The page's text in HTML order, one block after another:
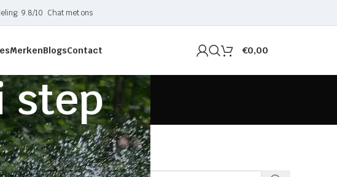
9.8/10 Chat met ons
MerkenBlogsContact €0,00
step